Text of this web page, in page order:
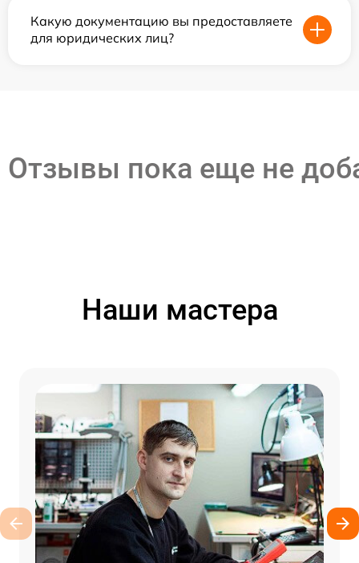
Какую документацию вы предоставляете
для юридических лиц?
Отзывы пока еще не
Наши мастера